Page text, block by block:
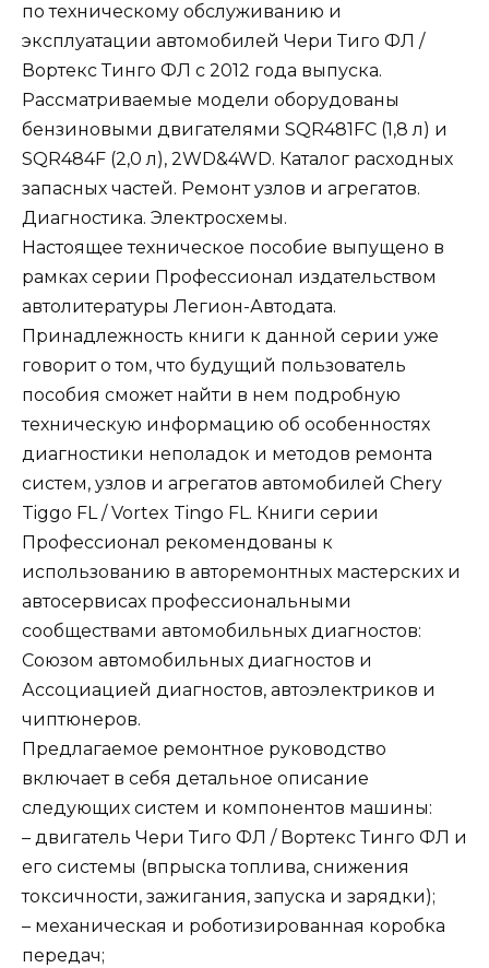
по техническому обслуживанию и
эксплуатации автомобилей Чери Тиго ФЛ /
Вортекс Тинго ФЛ с 2012 года выпуска.
Рассматриваемые модели оборудованы
бензиновыми двигателями SQR481FC (1,8 л) и
SQR484F (2,0 л), 2WD&4WD. Каталог расходных
запасных частей. Ремонт узлов и агрегатов.
Диагностика. Электросхемы.
Настоящее техническое пособие выпущено в
рамках серии Профессионал издательством
автолитературы Легион-Автодата.
Принадлежность книги к данной серии уже
говорит о том, что будущий пользователь
пособия сможет найти в нем подробную
техническую информацию об особенностях
диагностики неполадок и методов ремонта
систем, узлов и агрегатов автомобилей Chery
Tiggo FL / Vortex Tingo FL. Книги серии
Профессионал рекомендованы к
использованию в авторемонтных мастерских и
автосервисах профессиональными
сообществами автомобильных диагностов:
Союзом автомобильных диагностов и
Ассоциацией диагностов, автоэлектриков и
чиптюнеров.
Предлагаемое ремонтное руководство
включает в себя детальное описание
следующих систем и компонентов машины:
– двигатель Чери Тиго ФЛ / Вортекс Тинго ФЛ и
его системы (впрыска топлива, снижения
токсичности, зажигания, запуска и зарядки);
– механическая и роботизированная коробка
передач;